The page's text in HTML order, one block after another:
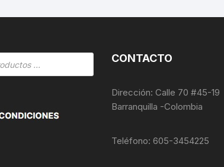
CONTACTO
Dirección: Calle 70 #45-19
Barranquilla -Colombia
Teléfono: 605-3454225